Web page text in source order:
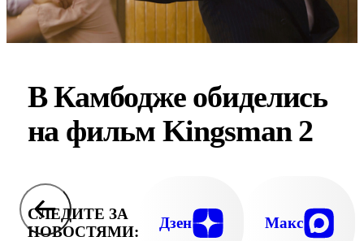
В Камбодже обиделись
на фильм Kingsman 2
СЛЕДИТЕ ЗА
НОВОСТЯМИ:
Дзен Макс